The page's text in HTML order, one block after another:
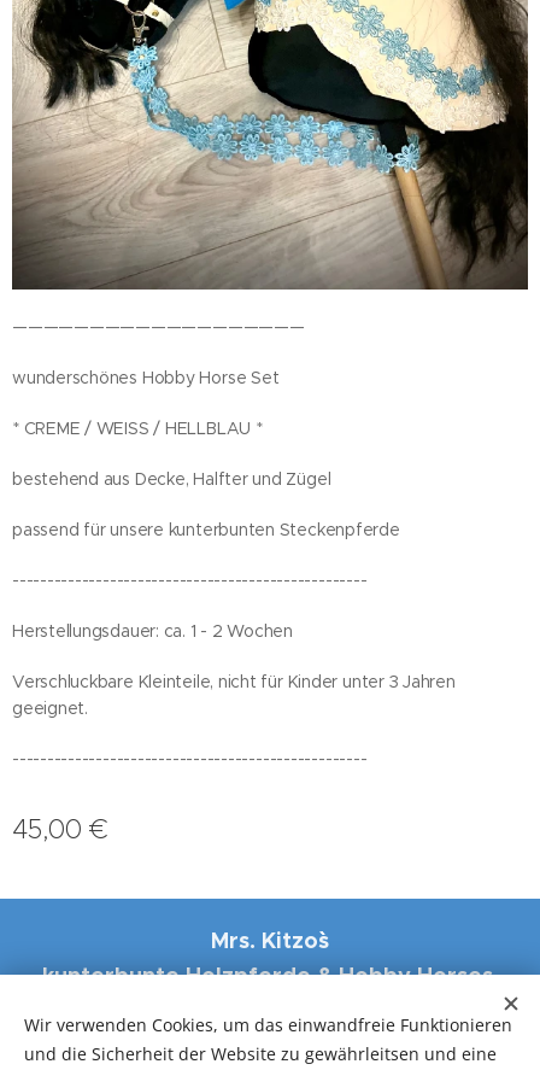
———————————————————
wunderschönes Hobby Horse Set
* CREME / WEISS / HELLBLAU *
bestehend aus Decke, Halfter und Zügel
passend für unsere kunterbunten Steckenpferde
---------------------------------------------------
Herstellungsdauer: ca. 1 - 2 Wochen
Verschluckbare Kleinteile, nicht für Kinder unter 3 Jahren
geeignet.
---------------------------------------------------
45,00 €
Mrs. Kitzo``s
kunterbunte Holzpferde & Hobby Horses,
Cookies
Wir verwenden Cookies, um das einwandfreie Funktionieren
und die Sicherheit der Website zu gewährleitsen und eine